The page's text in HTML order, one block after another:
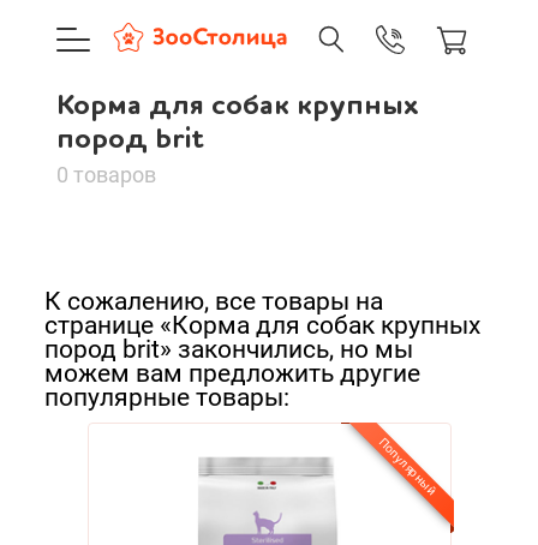
Корма для собак крупных
пород brit
0 товаров
К сожалению, все товары на
странице «Корма для собак крупных
пород brit» закончились, но мы
можем вам предложить другие
популярные товары:
Популярный
Корма для собак
крупных пород brit
По популярности
Cначала дешевые
Cначала дорогие
г. Москва
Каталог товаров
О компании